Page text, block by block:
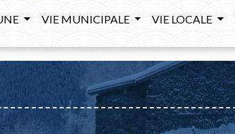
VIE MUNICIPALE VIE LOCALE